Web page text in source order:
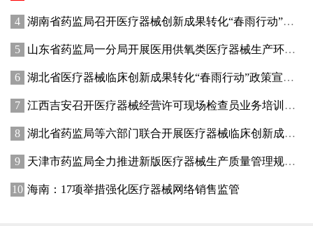
湖南省药监局召开医疗器械创新成果转化“春雨行动”推进会
山东省药监局一分局开展医用供氧类医疗器械生产环节专项检查
湖北省医疗器械临床创新成果转化“春雨行动”政策宣讲暨首批临床创新成果供需对接会在武汉举办
江西吉安召开医疗器械经营许可现场检查员业务培训暨廉政纪律教育会议
湖北省药监局等六部门联合开展医疗器械临床创新成果转化“春雨行动”
天津市药监局全力推进新版医疗器械生产质量管理规范落地实施
海南：17项举措强化医疗器械网络销售监管